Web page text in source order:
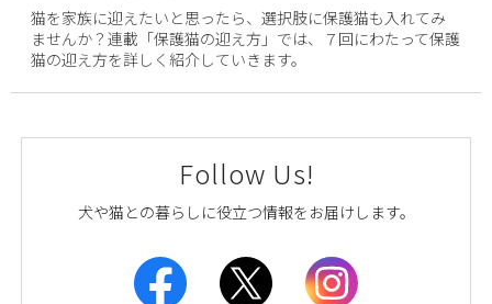
猫を家族に迎えたいと思ったら、選択肢に保護猫も入れてみ
ませんか？連載「保護猫の迎え方」では、７回にわたって保護
猫の迎え方を詳しく紹介していきます。
Follow Us!
犬や猫との暮らしに役立つ情報をお届けします。